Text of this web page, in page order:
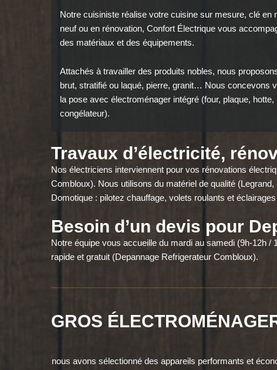
Notre cuisiniste réalise votre cuisine sur mesure, clé en
neuf ou en rénovation, Confort Électrique vous
des matériaux et des équipements.
Attachés à travailler des produits nobles, nous
brut, stratifié ou laqué, pierre, granit… Nous concevons
la pose avec électroménager intégré (four, plaque,
congélateur).
Travaux d’électricité,
Nos électriciens interviennent pour vos rénovations
Combloux). Nous utilisons du matériel de qualité
Domotique : pilotez chauffage, volets roulants et
Besoin d’un devis pour
Notre équipe vous accueille du mardi au samedi (9h-12h
rapide et gratuit (Depannage Refrigerateur Combloux).
GROS
nous avons sélectionné des appareils performants et